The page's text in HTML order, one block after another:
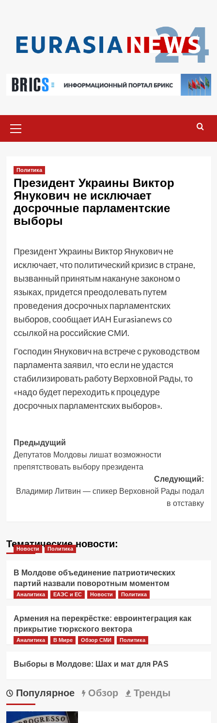
меню
Политика
Президент Украины Виктор
Янукович не исключает
досрочные парламентские
выборы
Президент Украины Виктор Янукович не
исключает, что политический кризис в стране,
вызванный принятым накануне законом о
языках, придется преодолевать путем
проведения досрочных парламентских
выборов, сообщает ИАН Eurasianews со
ссылкой на российские СМИ.
Господин Янукович на встрече с руководством
парламента заявил, что если не удастся
стабилизировать работу Верховной Рады, то
«надо будет переходить к процедуре
досрочных парламентских выборов».
Навигация
записи
Предыдущий
Депутатов Молдовы лишат возможности
препятствовать выбору президента
Следующий:
Владимир Литвин — спикер Верховной Рады подал
в отставку
Тематические новости:
Новости Политика
В Молдове объединение патриотических
партий назвали поворотным моментом
Аналитика ЕАЭС и ЕС Новости Политика
Армения на перекрёстке: евроинтеграция как
прикрытие тюркского вектора
Аналитика В Мире Обзор СМИ Политика
Выборы в Молдове: Шах и мат для PAS
Популярное Обзор Тренды